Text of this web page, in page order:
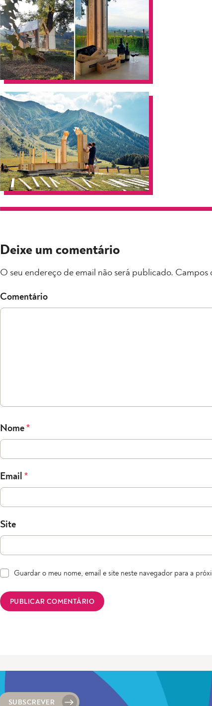
Deixe um comentário
O seu endereço de email não será publicado. Campos
Comentário
Nome *
Email *
Site
Guardar o meu nome, email e site neste navegador para a
SUBSCREVER